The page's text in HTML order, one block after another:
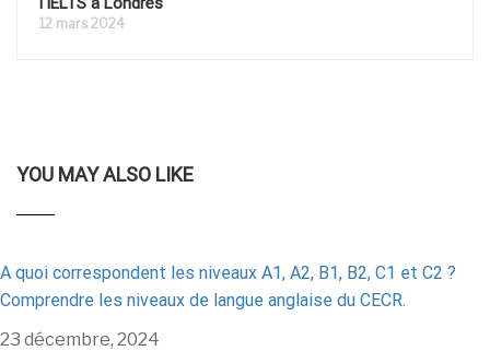
12 mars 2024
YOU MAY ALSO LIKE
A quoi correspondent les niveaux A1, A2, B1, B2, C1 et C2 ?
Comprendre les niveaux de langue anglaise du CECR.
23 décembre, 2024